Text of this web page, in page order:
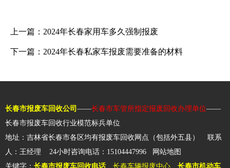
上一篇： 2024年长春家用车多久强制报废
下一篇： 2024年长春私家车报废需要准备的材料
长春市报废车回收公司 ——长春市车管所指定报废回收办理单位——
长春市报废车回收行业模范标兵单位
地址：吉林省长春市各区均有报废车回收网点（包括外五县） 联系
人：王经理 24小时咨询电话：15104447996 网站地图
关键字： 长春市报废车回收电话 、长春车辆报废中心、 长春市机动车